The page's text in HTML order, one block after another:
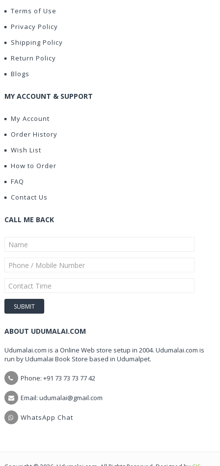
Terms of Use
Privacy Policy
Shipping Policy
Return Policy
Blogs
MY ACCOUNT & SUPPORT
My Account
Order History
Wish List
How to Order
FAQ
Contact Us
CALL ME BACK
ABOUT UDUMALAI.COM
Udumalai.com is a Online Web store setup in 2004. Udumalai.com is
run by Udumalai Book Store based in Udumalpet.
Phone: +91 73 73 73 77 42
Email: udumalai@gmail.com
WhatsApp Chat